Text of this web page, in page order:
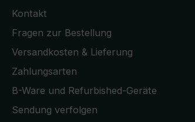
Kontakt
Fragen zur Bestellung
Versandkosten & Lieferung
Zahlungsarten
B-Ware und Refurbished-Geräte
Sendung verfolgen